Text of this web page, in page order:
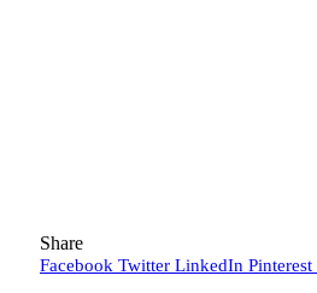
Share
Facebook Twitter LinkedIn Pinterest